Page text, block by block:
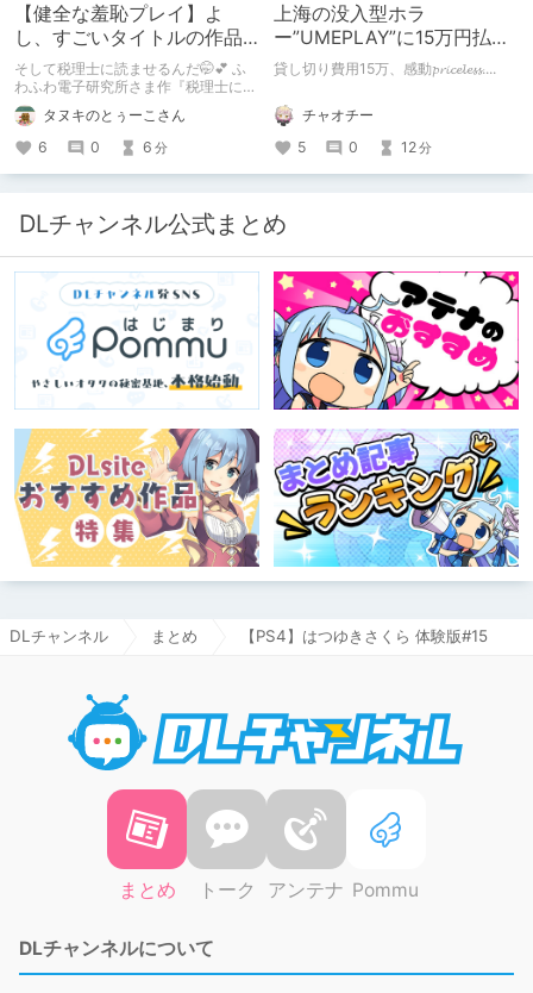
【健全な羞恥プレイ】よ
し、すごいタイトルの作品
をまた買おう。【湧き上が
る不健全な気持ち】
そして税理士に読ませるんだ🤭💕 ふ
わふわ電子研究所さま作『税理士に購
入履歴読まれるボイス』の感想レビュ
ーです！タヌキのとぅーこさん
6
0 6 分
上海の没入型ホラ
ー”UMEPLAY”に15万円払っ
たら、2作品とも号泣した※
貸し切り費用15万、感動𝓹𝓻𝓲𝓬𝓮𝓵𝓮𝓼𝓼....
チャオチー
5
0 12分
DLチャンネル公式まとめ
DLチャンネル まとめ 【PS4】はつゆきさくら 体験版#15
まとめ トーク アンテナ Pommu
DLチャンネルについて